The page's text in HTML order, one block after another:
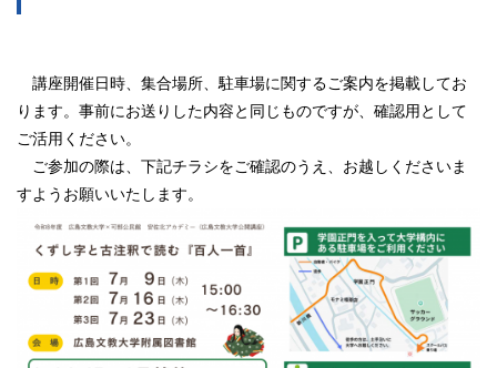
講座開催日時、集合場所、駐車場に関するご案内を掲載してお
ります。事前にお送りした内容と同じものですが、確認用として
ご活用ください。
ご参加の際は、下記チラシをご確認のうえ、お越しくださいま
すようお願いいたします。